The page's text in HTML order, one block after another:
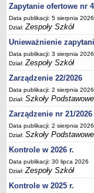
Kontrole
Rejestry, ewidencje,
Sprawozdania
Deklaracja
PORADNIE
Zespół Poradni
BIURO FINANSÓW
Dane podstawowe
Statut
Majątek
Godziny dyżurów
Ogłoszenia
Zarządzenia
Zapytanie ofertowe nr
Data publikacji: 5 sierpnia 2026
Dział:Zespoły Szkół
Unieważnienie
Data publikacji: 3 sierpnia 2026
Dział:Zespoły Szkół
Zarządzenie 22/2026
Data publikacji: 2 sierpnia 2026
Dział:Szkoły Podstawowe
Zarządzenie nr 21/2026
Data publikacji: 2 sierpnia 2026
Dział:Szkoły Podstawowe
Kontrole w 2026 r.
Data publikacji: 30 lipca 2026
Dział:Zespoły Szkół
Kontrole w 2025 r.